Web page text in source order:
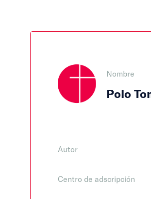
Nombre
Polo
Autor
Centro de adscripción